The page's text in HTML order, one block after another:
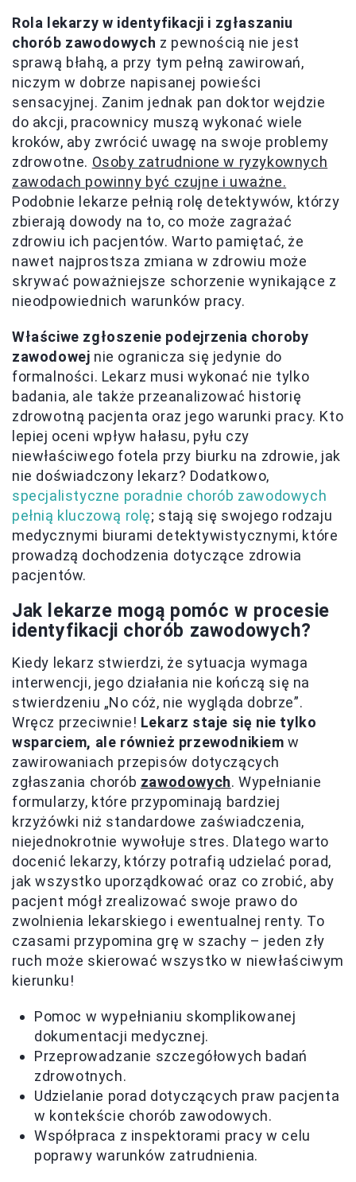
Rola lekarzy w identyfikacji i zgłaszaniu
chorób zawodowych z pewnością nie jest
sprawą błahą, a przy tym pełną zawirowań,
niczym w dobrze napisanej powieści
sensacyjnej. Zanim jednak pan doktor wejdzie
do akcji, pracownicy muszą wykonać wiele
kroków, aby zwrócić uwagę na swoje problemy
zdrowotne. Osoby zatrudnione w ryzykownych
zawodach powinny być czujne i uważne.
Podobnie lekarze pełnią rolę detektywów, którzy
zbierają dowody na to, co może zagrażać
zdrowiu ich pacjentów. Warto pamiętać, że
nawet najprostsza zmiana w zdrowiu może
skrywać poważniejsze schorzenie wynikające z
nieodpowiednich warunków pracy.
Właściwe zgłoszenie podejrzenia choroby
zawodowej nie ogranicza się jedynie do
formalności. Lekarz musi wykonać nie tylko
badania, ale także przeanalizować historię
zdrowotną pacjenta oraz jego warunki pracy. Kto
lepiej oceni wpływ hałasu, pyłu czy
niewłaściwego fotela przy biurku na zdrowie, jak
nie doświadczony lekarz? Dodatkowo,
specjalistyczne poradnie chorób zawodowych
pełnią kluczową rolę; stają się swojego rodzaju
medycznymi biurami detektywistycznymi, które
prowadzą dochodzenia dotyczące zdrowia
pacjentów.
Jak lekarze mogą pomóc w procesie
identyfikacji chorób zawodowych?
Kiedy lekarz stwierdzi, że sytuacja wymaga
interwencji, jego działania nie kończą się na
stwierdzeniu „No cóż, nie wygląda dobrze”.
Wręcz przeciwnie! Lekarz staje się nie tylko
wsparciem, ale również przewodnikiem w
zawirowaniach przepisów dotyczących
zgłaszania chorób zawodowych. Wypełnianie
formularzy, które przypominają bardziej
krzyżówki niż standardowe zaświadczenia,
niejednokrotnie wywołuje stres. Dlatego warto
docenić lekarzy, którzy potrafią udzielać porad,
jak wszystko uporządkować oraz co zrobić, aby
pacjent mógł zrealizować swoje prawo do
zwolnienia lekarskiego i ewentualnej renty. To
czasami przypomina grę w szachy – jeden zły
ruch może skierować wszystko w niewłaściwym
kierunku!
Pomoc w wypełnianiu skomplikowanej
dokumentacji medycznej.
Przeprowadzanie szczegółowych badań
zdrowotnych.
Udzielanie porad dotyczących praw pacjenta
w kontekście chorób zawodowych.
Współpraca z inspektorami pracy w celu
poprawy warunków zatrudnienia.